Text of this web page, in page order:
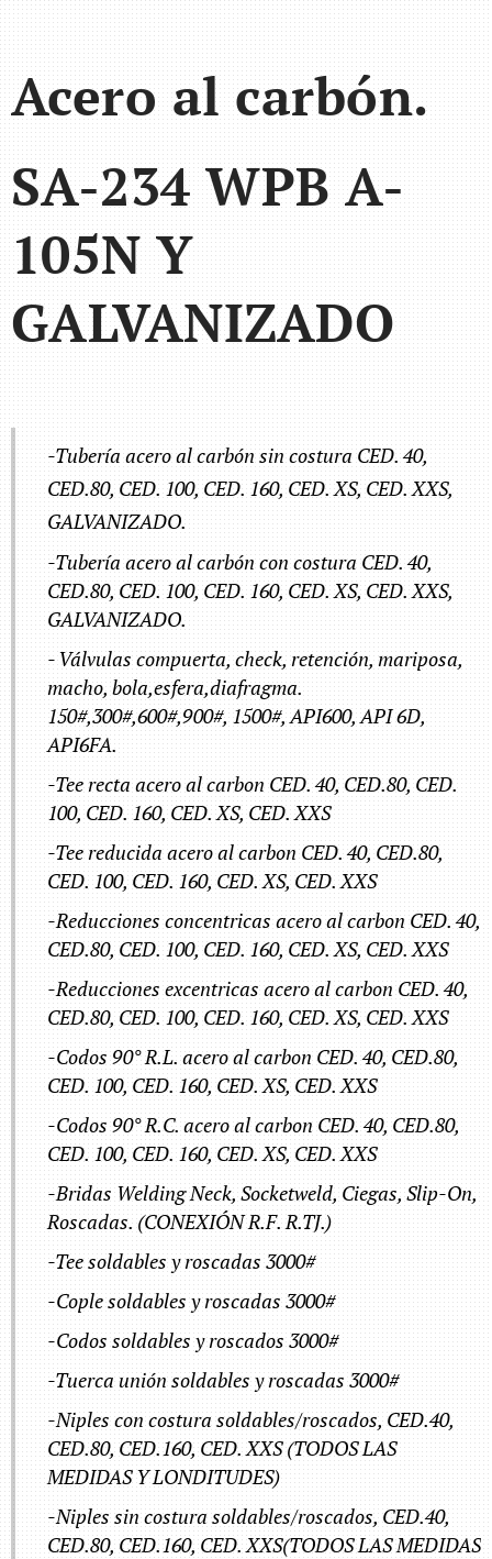
Acero al carbón.
SA-234 WPB A-
105N Y
GALVANIZADO
-Tubería acero al carbón sin costura CED. 40,
CED.80, CED. 100, CED. 160, CED. XS, CED. XXS,
GALVANIZADO.
-Tubería acero al carbón con costura CED. 40,
CED.80, CED. 100, CED. 160, CED. XS, CED. XXS,
GALVANIZADO.
- Válvulas compuerta, check, retención, mariposa,
macho, bola,esfera,diafragma.
150#,300#,600#,900#, 1500#, API600, API 6D,
API6FA.
-Tee recta acero al carbon CED. 40, CED.80, CED.
100, CED. 160, CED. XS, CED. XXS
-Tee reducida acero al carbon CED. 40, CED.80,
CED. 100, CED. 160, CED. XS, CED. XXS
-Reducciones concentricas acero al carbon CED. 40,
CED.80, CED. 100, CED. 160, CED. XS, CED. XXS
-Reducciones excentricas acero al carbon CED. 40,
CED.80, CED. 100, CED. 160, CED. XS, CED. XXS
-Codos 90° R.L. acero al carbon CED. 40, CED.80,
CED. 100, CED. 160, CED. XS, CED. XXS
-Codos 90° R.C. acero al carbon CED. 40, CED.80,
CED. 100, CED. 160, CED. XS, CED. XXS
-Bridas Welding Neck, Socketweld, Ciegas, Slip-On,
Roscadas. (CONEXIÓN R.F. R.TJ.)
-Tee soldables y roscadas 3000#
-Cople soldables y roscadas 3000#
-Codos soldables y roscados 3000#
-Tuerca unión soldables y roscadas 3000#
-Niples con costura soldables/roscados, CED.40,
CED.80, CED.160, CED. XXS (TODOS LAS
MEDIDAS Y LONDITUDES)
-Niples sin costura soldables/roscados, CED.40,
CED.80, CED.160, CED. XXS(TODOS LAS MEDIDAS